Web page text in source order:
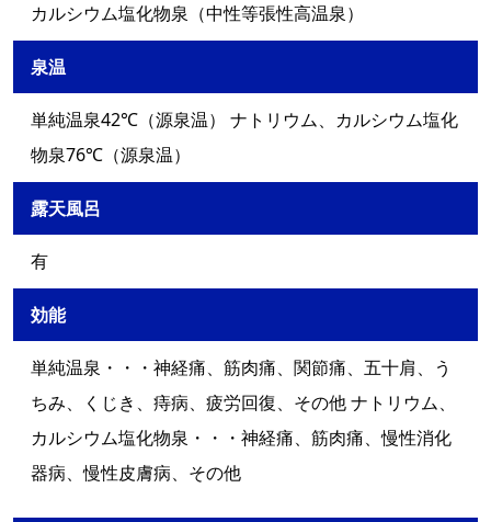
カルシウム塩化物泉（中性等張性高温泉）
泉温
単純温泉42℃（源泉温） ナトリウム、カルシウム塩化
物泉76℃（源泉温）
露天風呂
有
効能
単純温泉・・・神経痛、筋肉痛、関節痛、五十肩、う
ちみ、くじき、痔病、疲労回復、その他 ナトリウム、
カルシウム塩化物泉・・・神経痛、筋肉痛、慢性消化
器病、慢性皮膚病、その他